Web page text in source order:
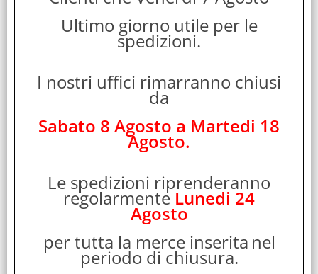
Cod. Produttore:
ZE551ML-6C163WW
Una meraviglia di stile e potenza, nel palmo della tua mano.
una visione sempre [...]
Prezzo:
Ultimo giorno utile per le
spedizioni.
I nostri uffici rimarranno chiusi
da
Sabato 8 Agosto a Martedi 18
Agosto.
Le spedizioni riprenderanno
regolarmente Lunedi 24
Agosto
per tutta la merce inserita nel
periodo di chiusura.